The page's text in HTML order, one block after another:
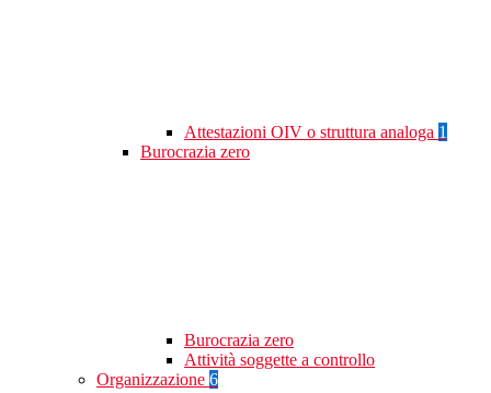
Attestazioni OIV o struttura analoga 1
Burocrazia zero
Burocrazia zero
Attività soggette a controllo
Organizzazione 6